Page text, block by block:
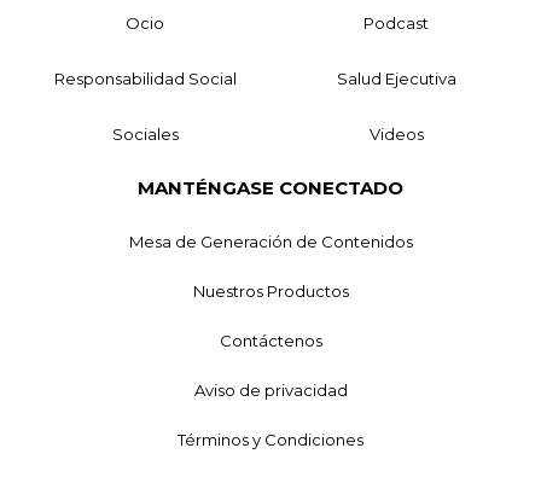
Ocio Podcast
Responsabilidad Social Salud Ejecutiva
Sociales Videos
MANTÉNGASE CONECTADO
Mesa de Generación de Contenidos
Nuestros Productos
Contáctenos
Aviso de privacidad
Términos y Condiciones